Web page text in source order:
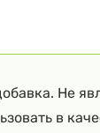
Не
в